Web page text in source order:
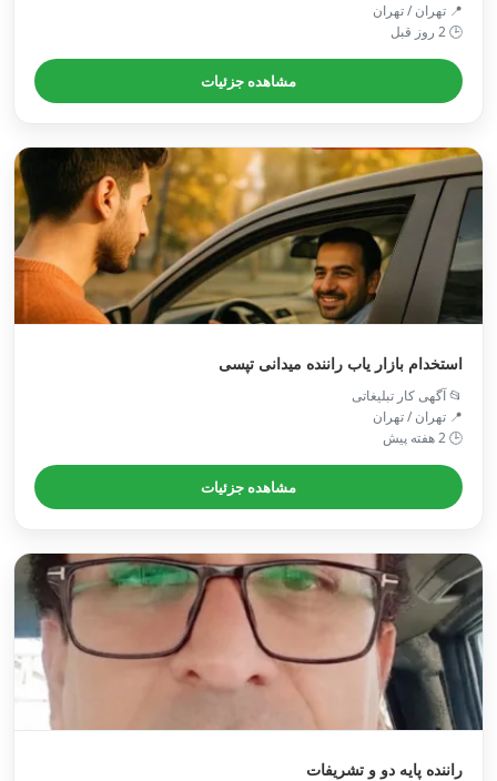
📍 تهران / تهران
🕒 2 روز قبل
مشاهده جزئیات
استخدام بازار یاب راننده میدانی تپسی
📂 آگهی کار تبلیغاتی
📍 تهران / تهران
🕒 2 هفته پیش
مشاهده جزئیات
راننده پایه دو و تشریفات